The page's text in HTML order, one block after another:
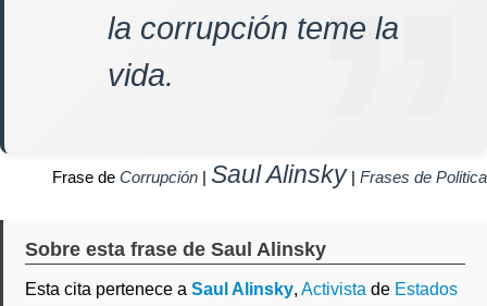
la corrupción teme la
vida.
Frase de Corrupción | Saul Alinsky | Frases de Politica
Sobre esta frase de Saul Alinsky
Esta cita pertenece a Saul Alinsky, Activista de Estados